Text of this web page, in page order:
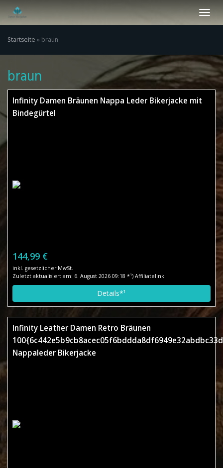
main
Startseite » braun
braun
Infinity Damen Bräunen Nappa Leder Bikerjacke mit
Bindegürtel
144,99 €
inkl. gesetzlicher MwSt.
Zuletzt aktualisiert am: 6. August 2026 09:18 *¹) Affiliatelink
Details*¹
Infinity Leather Damen Retro Bräunen
Nappaleder Bikerjacke